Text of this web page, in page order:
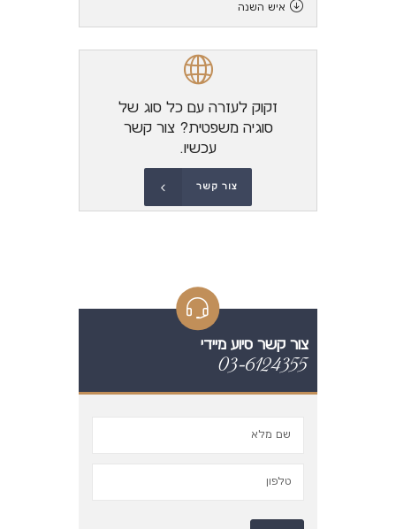
איש השנה
זקוק לעזרה עם כל סוג של
סוגיה משפטית? צור קשר
עכשיו.
צור קשר
צור קשר סיוע מיידי
03-6124355